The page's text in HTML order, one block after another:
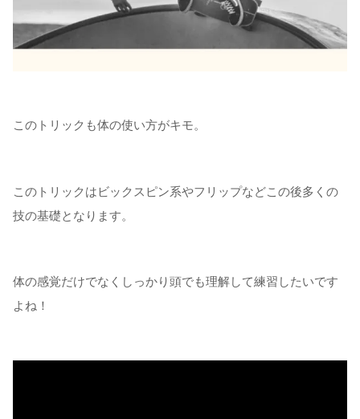
このトリックも体の使い方がキモ。
このトリックはビックスピン系やフリップなどこの後多くの
技の基礎となります。
体の感覚だけでなくしっかり頭でも理解して練習したいです
よね！